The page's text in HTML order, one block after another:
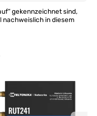
gekennzeichnet sind,
nachweislich in diesem